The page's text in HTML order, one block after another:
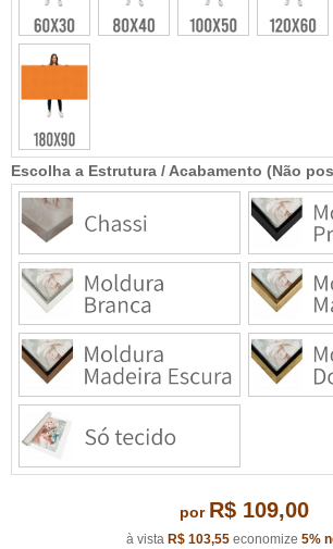
Escolha a Estrutura / Acabamento (Não
por R$ 109,00
à vista R$ 103,55economize 5%